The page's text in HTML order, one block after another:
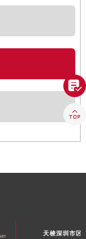
天梭深圳市区

